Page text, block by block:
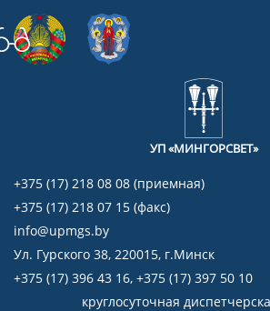
УП «МИНГОРСВЕТ»
+375 (17) 218 08 08 (приемная)
+375 (17) 218 07 15 (факс)
info@upmgs.by
Ул. Гурского 38, 220015, г.Минск
+375 (17) 396 43 16, +375 (17) 397 50 10
круглосуточная